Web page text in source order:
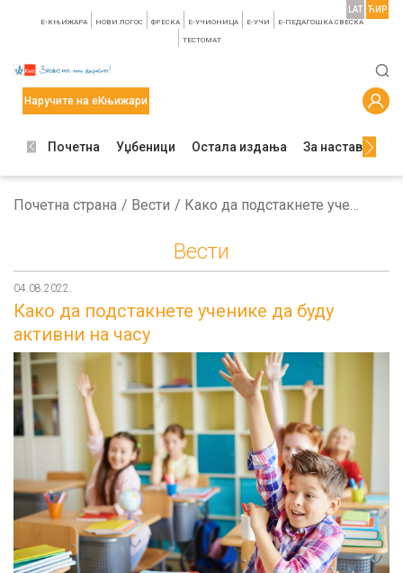
E-КЊИЖАРА НОВИ ЛОГОС ФРЕСКА E-УЧИОНИЦА E-УЧИ Е-ПЕДАГОШКА СВЕСКА
TЕСТОМАТ
LAT ЋИР
Наручите на еКњижари
Почетна Уџбеници Остала издања За наставнике
Почетна страна Вести Како да подстакнете ученике да буду активни на часу
Вести
04.08.2022.
Како да подстакнете ученике да буду
активни на часу